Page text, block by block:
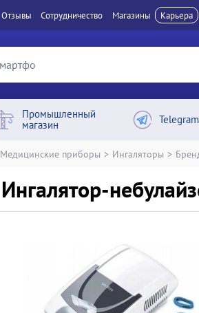
Отзывы Сотрудничество Магазины Карьера
Промышленный
магазин
Медицинские приборы > Ингаляторы >
Ингалятор-